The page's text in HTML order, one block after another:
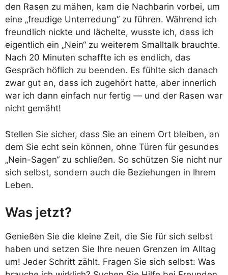
den Rasen zu mähen, kam die Nachbarin vorbei, um
eine „freudige Unterredung“ zu führen. Während ich
freundlich nickte und lächelte, wusste ich, dass ich
eigentlich ein „Nein“ zu weiterem Smalltalk brauchte.
Nach 20 Minuten schaffte ich es endlich, das
Gespräch höflich zu beenden. Es fühlte sich danach
zwar gut an, dass ich zugehört hatte, aber innerlich
war ich dann einfach nur fertig — und der Rasen war
nicht gemäht!
Stellen Sie sicher, dass Sie an einem Ort bleiben, an
dem Sie echt sein können, ohne Türen für gesundes
„Nein-Sagen“ zu schließen. So schützen Sie nicht nur
sich selbst, sondern auch die Beziehungen in Ihrem
Leben.
Was jetzt?
Genießen Sie die kleine Zeit, die Sie für sich selbst
haben und setzen Sie Ihre neuen Grenzen im Alltag
um! Jeder Schritt zählt. Fragen Sie sich selbst: Was